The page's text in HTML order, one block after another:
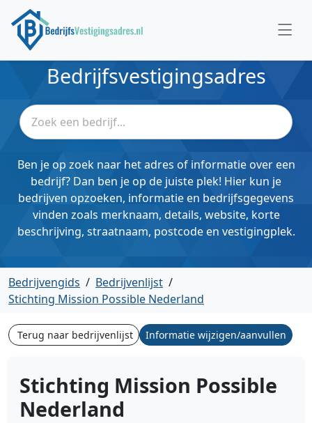
Bedrijfsvestigingsadres
Ben je op zoek naar het adres of informatie over een
bedrijf? Dan ben je op de juiste plek! Hier kun je
bedrijven opzoeken, informatie en bedrijfsgegevens
vinden zoals merknaam, details, website, korte
beschrijving, straatnaam, postcode en vestigingplek.
Bedrijvengids / Bedrijvenlijst /
Stichting Mission Possible Nederland
Terug naar bedrijvenlijst Informatie wijzigen/aanvullen
Stichting Mission Possible
Nederland